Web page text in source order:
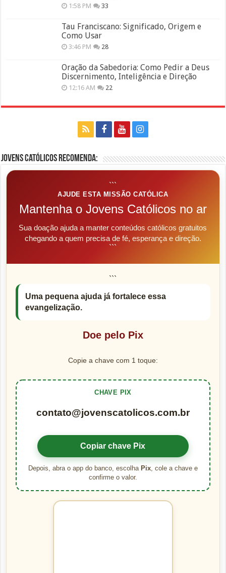
1:58 PM 33
Tau Franciscano: Significado, Origem e
Como Usar
3:46 PM 28
Oração da Sabedoria: Como Pedir a Deus
Discernimento, Inteligência e Direção
12:16 AM 22
Jovens Católicos Recomenda:
```
AJUDE ESTA MISSÃO CATÓLICA
Mantenha o Jovens Católicos no ar
Sua doação ajuda a manter conteúdos católicos gratuitos
chegando a quem precisa de fé, esperança e direção.
```
```
Uma pequena ajuda já fortalece essa
evangelização.
Doe pelo Pix
Copie a chave com 1 toque:
CHAVE PIX
contato@jovenscatolicos.com.br
Copiar chave Pix
Depois, abra o app do banco, escolha Pix, cole a chave e
confirme o valor.